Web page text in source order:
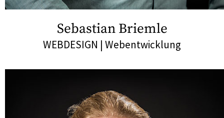
Sebastian Briemle
WEBDESIGN | Webentwicklung